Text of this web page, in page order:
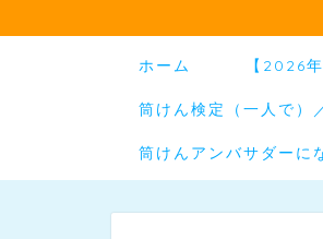
ホーム 【2026
筒けん検定（一人で）
筒けんアンバサダーに